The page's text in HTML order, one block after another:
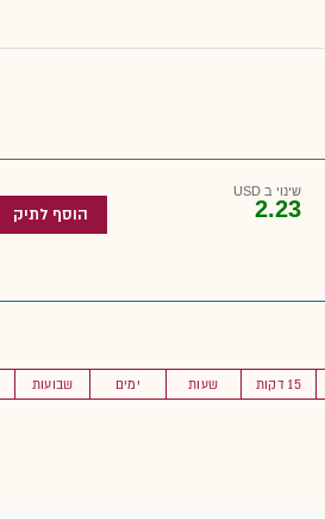
שינוי ב USD
2.23 הוסף לתיק
שבועות ימים שעות 15 דקות